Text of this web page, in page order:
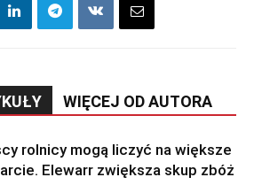
WIĘCEJ OD AUTORA
rolnicy mogą liczyć na większe
Elewarr zwiększa skup zbóż